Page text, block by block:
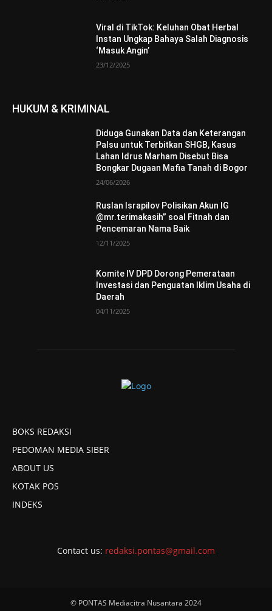
Viral di TikTok: Keluhan Obat Herbal
Instan Ungkap Bahaya Salah Diagnosis
‘Masuk Angin’
23/12/2025
HUKUM & KRIMINAL
Diduga Gunakan Data dan Keterangan
Palsu untuk Terbitkan SHGB, Kasus
Lahan Idrus Marham Disebut Bisa
Bongkar Dugaan Mafia Tanah di Bogor
24/06/2026
Ruslan Israpilov Polisikan Akun IG
@mr.terimakasih” soal Fitnah dan
Pencemaran Nama Baik
12/11/2025
Komite IV DPD Dorong Pemerataan
Investasi dan Penguatan Iklim Usaha di
Daerah
04/11/2025
BOKS REDAKSI
PEDOMAN MEDIA SIBER
ABOUT US
KOTAK POS
INDEKS
Contact us: redaksi.pontas@gmail.com
© PONTAS Mediacitra Nusantara 2024